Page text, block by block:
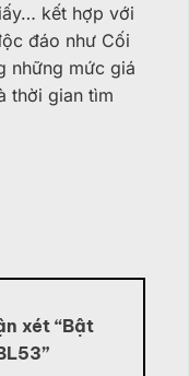
kết hợp với
đáo như Cối
những mức giá
thời gian tìm
xét “Bật